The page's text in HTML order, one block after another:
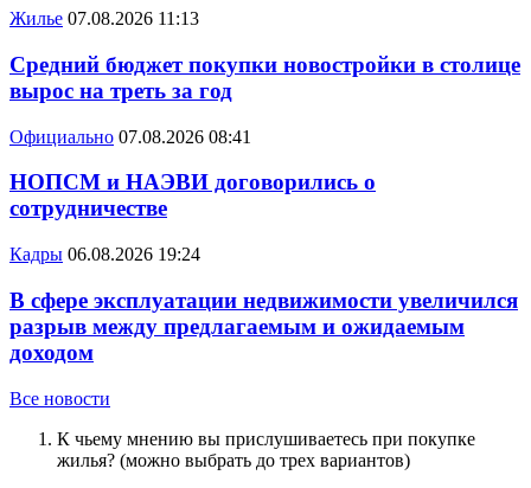
Жилье 07.08.2026 11:13
Средний бюджет покупки новостройки в столице
вырос на треть за год
Официально 07.08.2026 08:41
НОПСМ и НАЭВИ договорились о
сотрудничестве
Кадры 06.08.2026 19:24
В сфере эксплуатации недвижимости увеличился
разрыв между предлагаемым и ожидаемым
доходом
Все новости
К чьему мнению вы прислушиваетесь при покупке
жилья? (можно выбрать до трех вариантов)